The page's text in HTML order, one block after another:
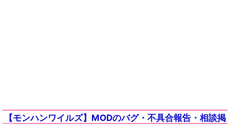
【モンハンワイルズ】MODのバグ・不具合報告・相談掲